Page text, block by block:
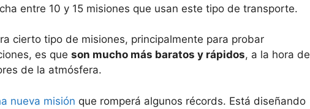
entre 10 y 15 misiones que usan este tipo de transporte.
cierto tipo de misiones, principalmente para probar
es que son mucho más baratos y rápidos, a la hora de
de la atmósfera.
nueva misión que romperá algunos récords. Está diseñando